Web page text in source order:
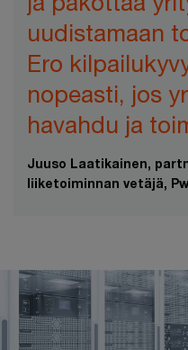
uudistamaan
Ero
nopeasti, jos
havahdu ja
Juuso Laatikainen,
liiketoiminnan vetäjä,